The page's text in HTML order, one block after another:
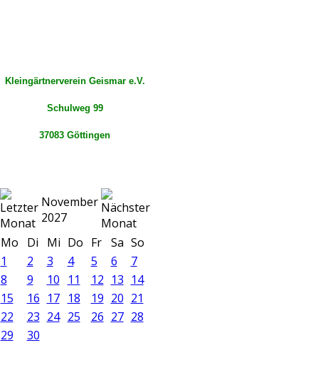
Kleingärtnerverein Geismar e.V.
Schulweg 99
37083 Göttingen
November
2027
Mo
Di Mi Do Fr Sa So
1
2 3 4 5 6
7
8
9 10 11 12 13 14
15
16 17 18 19 20 21
22
23 24 25 26 27 28
29
30